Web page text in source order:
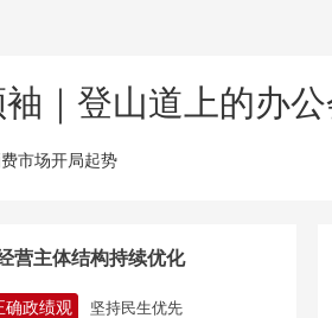
袖｜登山道上的办
市场开局起势
营主体结构持续优化
确政绩观 坚持民生优先